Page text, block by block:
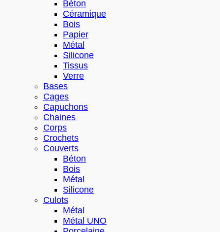
Béton
Céramique
Bois
Papier
Métal
Silicone
Tissus
Verre
Bases
Cages
Capuchons
Chaines
Corps
Crochets
Couverts
Béton
Bois
Métal
Silicone
Culots
Métal
Métal UNO